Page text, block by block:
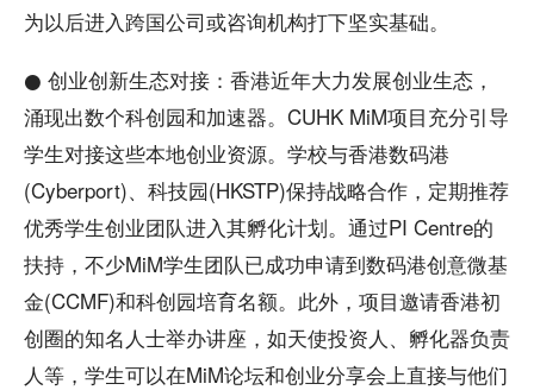
为以后进入跨国公司或咨询机构打下坚实基础。
● 创业创新生态对接：香港近年大力发展创业生态，
涌现出数个科创园和加速器。CUHK MiM项目充分引导
学生对接这些本地创业资源。学校与香港数码港
(Cyberport)、科技园(HKSTP)保持战略合作，定期推荐
优秀学生创业团队进入其孵化计划。通过PI Centre的
扶持，不少MiM学生团队已成功申请到数码港创意微基
金(CCMF)和科创园培育名额。此外，项目邀请香港初
创圈的知名人士举办讲座，如天使投资人、孵化器负责
人等，学生可以在MiM论坛和创业分享会上直接与他们